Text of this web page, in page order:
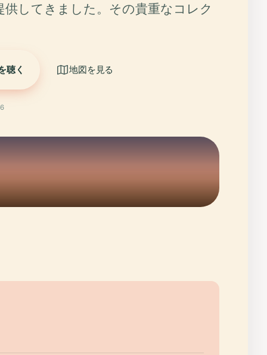
供してきました。その貴重なコレク
聴く 地図を見る